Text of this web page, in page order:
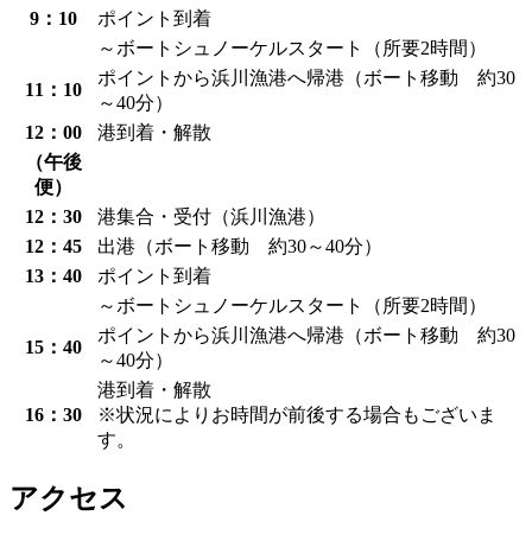
9：10
ポイント到着
～ボートシュノーケルスタート（所要2時間）
11：10
ポイントから浜川漁港へ帰港（ボート移動 約30
～40分）
12：00
港到着・解散
（午後
便）
12：30
港集合・受付（浜川漁港）
12：45
出港（ボート移動 約30～40分）
13：40
ポイント到着
～ボートシュノーケルスタート（所要2時間）
15：40
ポイントから浜川漁港へ帰港（ボート移動 約30
～40分）
16：30
港到着・解散
※状況によりお時間が前後する場合もございま
す。
アクセス